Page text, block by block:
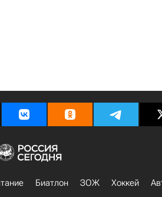
Биатлон ЗОЖ Хоккей